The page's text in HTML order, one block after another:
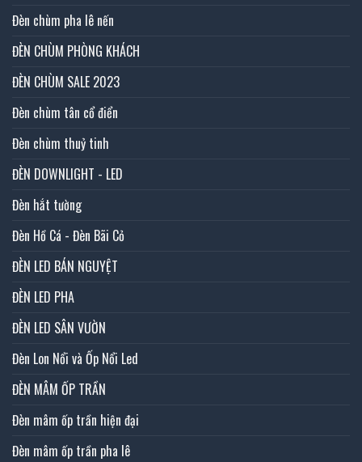
Đèn chùm pha lê nến
ĐÈN CHÙM PHÒNG KHÁCH
ĐÈN CHÙM SALE 2023
Đèn chùm tân cổ điển
Đèn chùm thuỷ tinh
ĐÈN DOWNLIGHT - LED
Đèn hắt tường
Đèn Hồ Cá - Đèn Bãi Cỏ
ĐÈN LED BÁN NGUYỆT
ĐÈN LED PHA
ĐÈN LED SÂN VƯỜN
Đèn Lon Nổi và Ốp Nổi Led
ĐÈN MÂM ỐP TRẦN
Đèn mâm ốp trần hiện đại
Đèn mâm ốp trần pha lê